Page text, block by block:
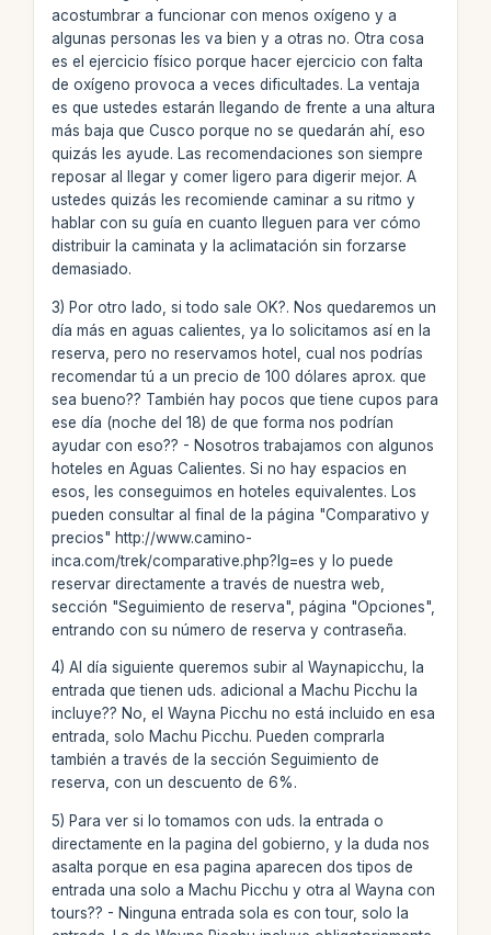
acostumbrar a funcionar con menos oxígeno y a
algunas personas les va bien y a otras no. Otra cosa
es el ejercicio físico porque hacer ejercicio con falta
de oxígeno provoca a veces dificultades. La ventaja
es que ustedes estarán llegando de frente a una altura
más baja que Cusco porque no se quedarán ahí, eso
quizás les ayude. Las recomendaciones son siempre
reposar al llegar y comer ligero para digerir mejor. A
ustedes quizás les recomiende caminar a su ritmo y
hablar con su guía en cuanto lleguen para ver cómo
distribuir la caminata y la aclimatación sin forzarse
demasiado.
3) Por otro lado, si todo sale OK?. Nos quedaremos un
día más en aguas calientes, ya lo solicitamos así en la
reserva, pero no reservamos hotel, cual nos podrías
recomendar tú a un precio de 100 dólares aprox. que
sea bueno?? También hay pocos que tiene cupos para
ese día (noche del 18) de que forma nos podrían
ayudar con eso?? - Nosotros trabajamos con algunos
hoteles en Aguas Calientes. Si no hay espacios en
esos, les conseguimos en hoteles equivalentes. Los
pueden consultar al final de la página "Comparativo y
precios" http://www.camino-
inca.com/trek/comparative.php?lg=es y lo puede
reservar directamente a través de nuestra web,
sección "Seguimiento de reserva", página "Opciones",
entrando con su número de reserva y contraseña.
4) Al día siguiente queremos subir al Waynapicchu, la
entrada que tienen uds. adicional a Machu Picchu la
incluye?? No, el Wayna Picchu no está incluido en esa
entrada, solo Machu Picchu. Pueden comprarla
también a través de la sección Seguimiento de
reserva, con un descuento de 6%.
5) Para ver si lo tomamos con uds. la entrada o
directamente en la pagina del gobierno, y la duda nos
asalta porque en esa pagina aparecen dos tipos de
entrada una solo a Machu Picchu y otra al Wayna con
tours?? - Ninguna entrada sola es con tour, solo la